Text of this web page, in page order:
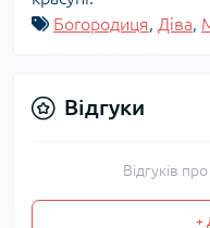
Богородиця, Діва,
Відгуки
Відгуків
+